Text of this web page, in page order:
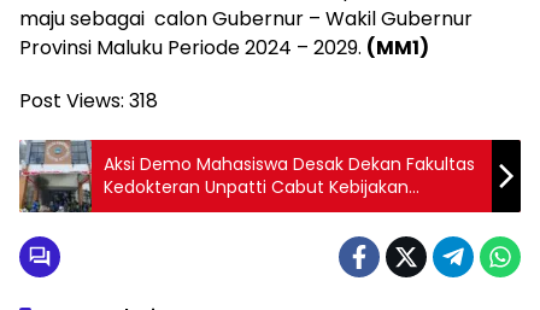
maju sebagai calon Gubernur – Wakil Gubernur
Provinsi Maluku Periode 2024 – 2029. (MM1)
Post Views: 318
Aksi Demo Mahasiswa Desak Dekan Fakultas
Kedokteran Unpatti Cabut Kebijakan
Merugikan